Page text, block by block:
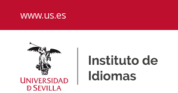
www.us.es